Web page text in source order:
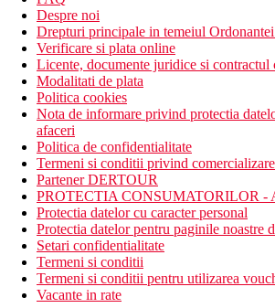
piscina cu parte incalzita iarna
soare si prosoape gratuite)
piscina pentru copii
club pentru copii
Descrierea plajei
nisipos, langa hotel Pickalbatros
sezlonguri si umbrele gratuite
bar pe plaja
Activitati sportive gratuite
programe de animatie
aerobic
mini-golf
tenis de masa
sala de gimnastica
volei pe plaja
maxi sah
piscine (de asemenea, incalzite)
Despre noi
Drepturi principale in temeiul
Verificare si plata online
Licente, documente juridice si contractul
Modalitati de plata
Politica cookies
Nota de informare privind protectia
afaceri
Politica de confidentialitate
Termeni si conditii privind
Partener DERTOUR
PROTECTIA CONSUMATORILOR -
Protectia datelor cu caracter personal
Protectia datelor pentru paginile noastre
Setari confidentialitate
Termeni si conditii
Termeni si conditii pentru utilizarea
Vacante in rate